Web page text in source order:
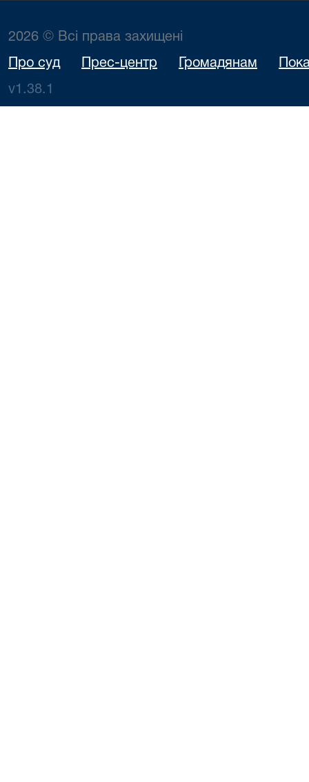
2026 © Всі права захищені
Про суд Прес-центр Громадянам
v1.38.1